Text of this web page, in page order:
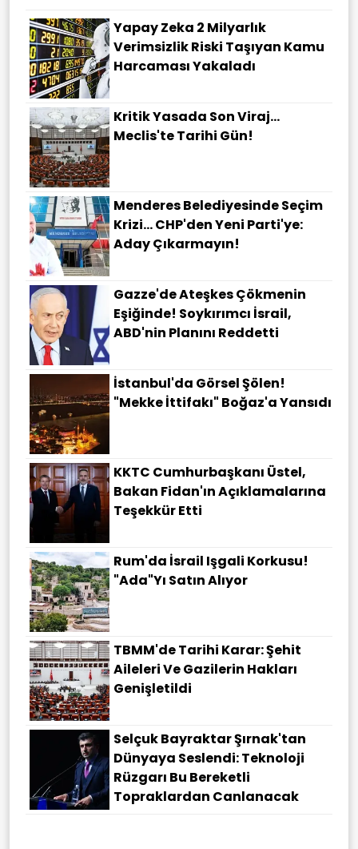
Yapay Zeka 2 Milyarlık
Verimsizlik Riski Taşıyan Kamu
Harcaması Yakaladı
Kritik Yasada Son Viraj...
Meclis'te Tarihi Gün!
Menderes Belediyesinde Seçim
Krizi... CHP'den Yeni Parti'ye:
Aday Çıkarmayın!
Gazze'de Ateşkes Çökmenin
Eşiğinde! Soykırımcı İsrail,
ABD'nin Planını Reddetti
İstanbul'da Görsel Şölen!
"Mekke İttifakı" Boğaz'a Yansıdı
KKTC Cumhurbaşkanı Üstel,
Bakan Fidan'ın Açıklamalarına
Teşekkür Etti
Rum'da İsrail Işgali Korkusu!
"Ada"yı Satın Alıyor
TBMM'de Tarihi Karar: Şehit
Aileleri Ve Gazilerin Hakları
Genişletildi
Selçuk Bayraktar Şırnak'tan
Dünyaya Seslendi: Teknoloji
Rüzgarı Bu Bereketli
Topraklardan Canlanacak